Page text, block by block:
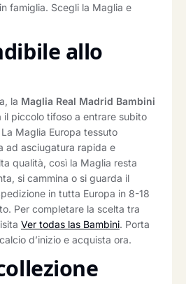
famiglia. Scegli la Maglia e
allo
la Maglia Real Madrid Bambini
piccolo tifoso a entrare subito
Maglia Europa tessuto
ad asciugatura rapida e
qualità, così la Maglia resta
si cammina o si guarda il
in tutta Europa in 8-18
Per completare la scelta tra
Ver todas las Bambini. Porta
d’inizio e acquista ora.